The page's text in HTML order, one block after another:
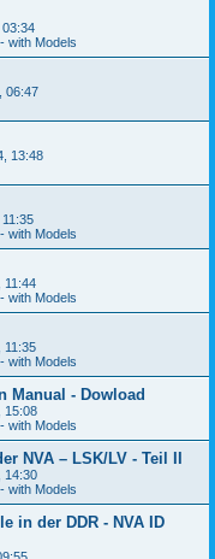
03:34
with Models
06:47
13:48
with Models
11:44
with Models
11:35
with Models
Manual - Dowload
15:08
with Models
NVA – LSK/LV - Teil II
14:30
with Models
in der DDR - NVA ID